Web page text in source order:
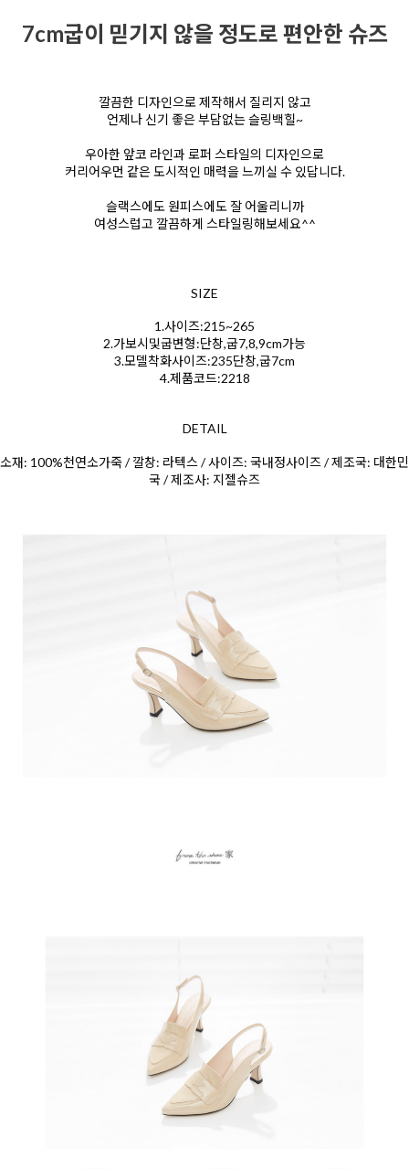
7cm굽이 믿기지 않을 정도로 편안한 슈즈
깔끔한 디자인으로 제작해서 질리지 않고
언제나 신기 좋은 부담없는 슬링백힐~
우아한 앞코 라인과 로퍼 스타일의 디자인으로
커리어우먼 같은 도시적인 매력을 느끼실 수 있답니다.
슬랙스에도 원피스에도 잘 어울리니까
여성스럽고 깔끔하게 스타일링해보세요^^
SIZE
1.사이즈:215~265
2.가보시및굽변형:단창,굽7,8,9cm가능
3.모델착화사이즈:235단창,굽7cm
4.제품코드:2218
DETAIL
소재: 100%천연소가죽 / 깔창: 라텍스 / 사이즈: 국내정사이즈 / 제조국: 대한민
국 / 제조사: 지젤슈즈